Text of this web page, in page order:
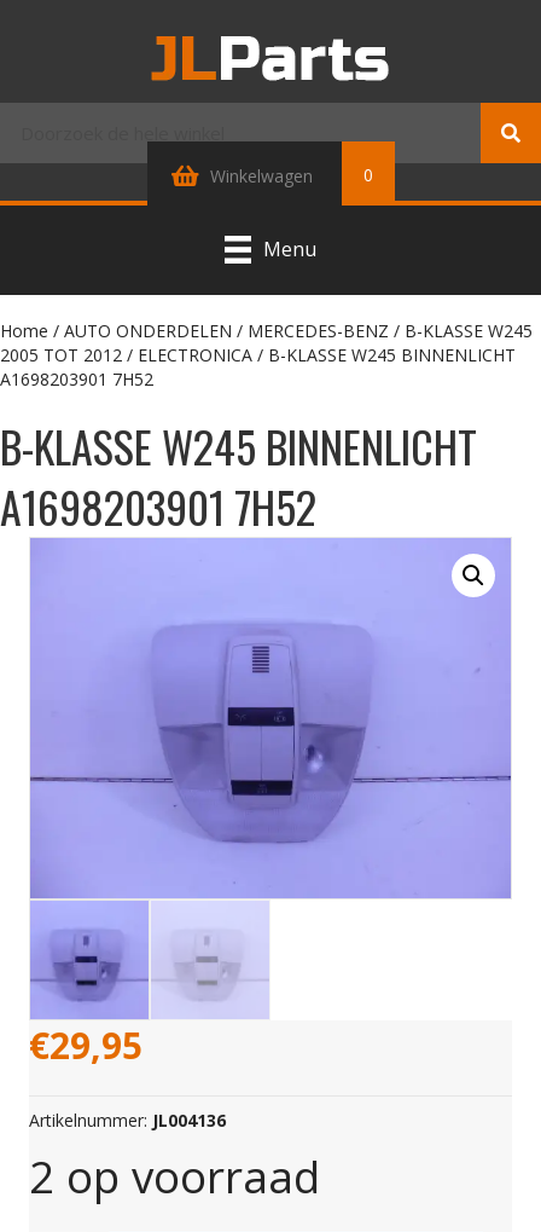
Winkelwagen 0
Menu
Home / AUTO ONDERDELEN / MERCEDES-BENZ / B-KLASSE W245
2005 TOT 2012 / ELECTRONICA / B-KLASSE W245 BINNENLICHT
A1698203901 7H52
B-KLASSE W245 BINNENLICHT
A1698203901 7H52
€29,95
Artikelnummer: JL004136
2 op voorraad